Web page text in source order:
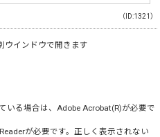
（ID:1321）
ウインドウで開きます
いる場合は、 Adobe Acrobat(R)が必要で
が必要です。正しく表示されない